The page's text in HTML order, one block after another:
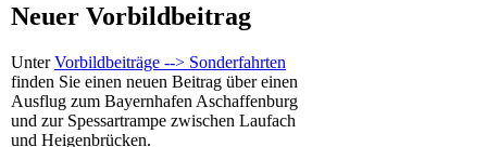
Neuer Vorbildbeitrag
UnterVorbildbeiträge --> Sonderfahrten
finden Sie einen neuen Beitrag über einen
Ausflug zum Bayernhafen Aschaffenburg
und zur Spessartrampe zwischen Laufach
und Heigenbrücken.